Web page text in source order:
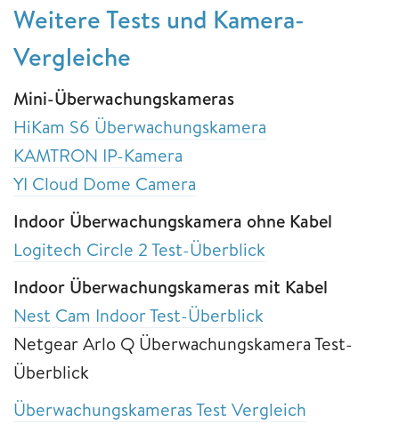
Weitere Tests und Kamera-
Vergleiche
Mini-Überwachungskameras
HiKam S6 Überwachungskamera
KAMTRON IP-Kamera
YI Cloud Dome Camera
Indoor Überwachungskamera ohne Kabel
Logitech Circle 2 Test-Überblick
Indoor Überwachungskameras mit Kabel
Nest Cam Indoor Test-Überblick
Netgear Arlo Q Überwachungskamera Test-
Überblick
Überwachungskameras Test Vergleich